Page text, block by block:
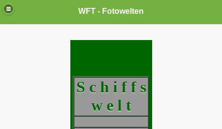
WFT - Fotowelten
S c h i f f s
w e l t